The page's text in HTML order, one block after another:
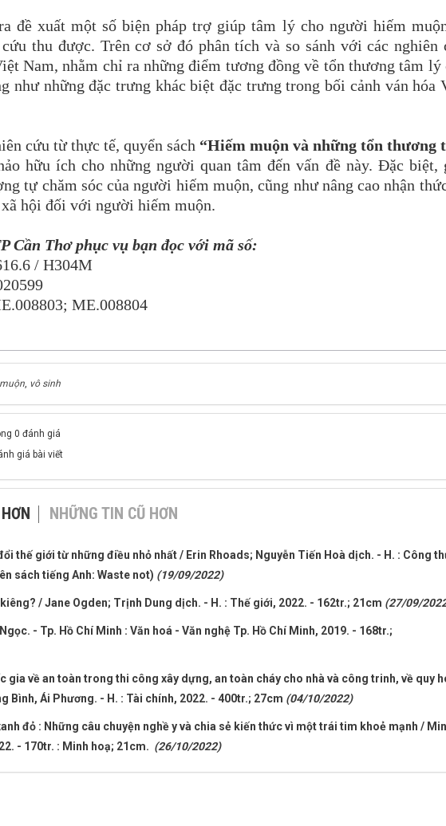
đề xuất một số biện pháp trợ giúp tâm lý cho người hiếm
thu được. Trên cơ sở đó phân tích và so sánh với các nghiên
Nam, nhằm chỉ ra những điểm tương đồng về tổn thương tâm lý
như những đặc trưng khác biệt đặc trưng trong bối cảnh ván hóa
cứu từ thực tế, quyển sách “Hiếm muộn và những tổn thương
hữu ích cho những người quan tâm đến vấn đề này. Đặc biệt,
tự chăm sóc của người hiếm muộn, cũng như nâng cao nhận
hội đối với người hiếm muộn.
Cần Thơ phục vụ bạn đọc với mã số:
/ H304M
ME.008804
, vô sinh
0 đánh giá
giá bài viết
NHỮNG TIN CŨ HƠN
thế giới từ những điều nhỏ nhất / Erin Rhoads; Nguyễn Tiến Hoà dịch. - H. : Công
sách tiếng Anh: Waste not) (19/09/2022)
/ Jane Ogden; Trịnh Dung dịch. - H. : Thế giới, 2022. - 162tr.; 21cm (27/09/
- Tp. Hồ Chí Minh : Văn hoá - Văn nghệ Tp. Hồ Chí Minh, 2019. - 168tr.;
gia về an toàn trong thi công xây dựng, an toàn cháy cho nhà và công trinh, về quy
Bình, Ái Phương. - H. : Tài chính, 2022. - 400tr.; 27cm (04/10/2022)
đỏ : Những câu chuyện nghề y và chia sẻ kiến thức vì một trái tim khoẻ mạnh /
- 170tr. : Minh hoạ; 21cm. (26/10/2022)